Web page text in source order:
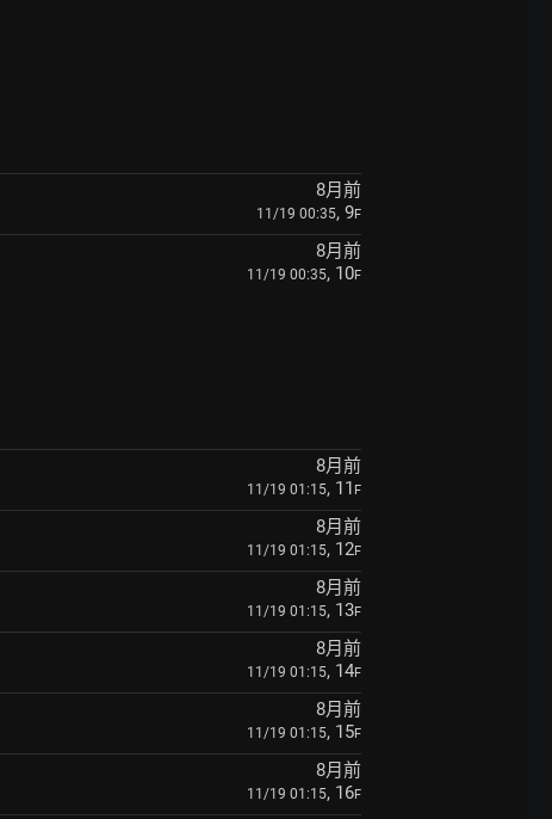
8月前
11/19 00:35, 9F
8月前
11/19 00:35, 10F
8月前
11/19 01:15, 11 F
8月前
11/19 01:15, 12F
8月前
11/19 01:15, 13F
8月前
11/19 01:15, 14F
8月前
11/19 01:15, 15F
8月前
11/19 01:15, 16F